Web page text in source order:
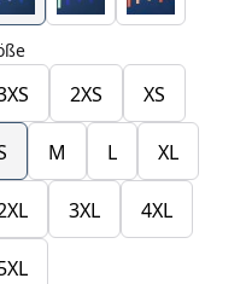
2XS XS
M L XL
3XL 4XL